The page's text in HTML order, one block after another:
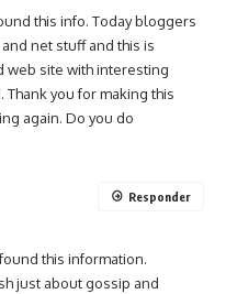
this info. Today bloggers
net stuff and this is
web site with interesting
Thank you for making this
again. Do you do
this information.
just about gossip and
Responder